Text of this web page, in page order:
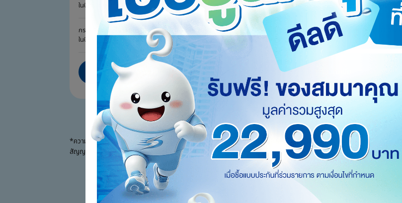
ในปีกรมธรรม์ที่ 4-10
30,928 บาท
กรณีเสียชีวิตเนื่องจากอุบัติเหตุ
ในปีกรมธรรม์ที่ 1-10 รับ 200%
61,856 บาท
คำนวณเบี้ย
ในปีกรมธรรม์ที่ 4-10
51,546
กรณีเสียชีวิตเนื่องจากอุบัติเหตุ
ในปีกรมธรรม์ที่ 1-10 รับ 200%
*ความคุ้มครองการเสียชีวิตทุกกรณี ถ้าผู้เอาประกันภัยเสียชีวิตภายในระยะเวลาเอาประกันภัย บริษัทจะจ่ายเงินเท่ากับ 100%
สัญญาประกันชีวิต หักด้วยเงินจ่ายคืนและเงินจ่ายคืนพิเศษที่จ่ายไปแล้ว (ถ้ามี) แล้วแต่จำนวนใดจะมากกว่า
ความคุ้มครองการเสียชีวิตเนื่องจากอุบัติเหตุ รับเพิ่ม 200% ของจำนวนเงินเอาประกันภัย สูงสุดไม่เกิน 10 ล้านบาท
% ของจำนวนเงินเอาประกันภัย
เงื่อนไขการรับของสมนาคุณเป็นไปตามที่บริษัทกำหนด